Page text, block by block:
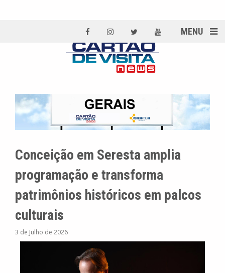
MENU
Conceição em Seresta amplia
programação e transforma
patrimônios históricos em palcos
culturais
3 de Julho de 2026